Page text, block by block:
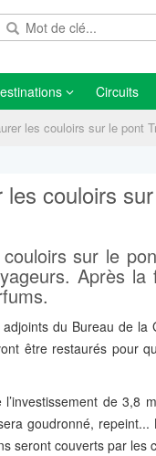
Circuits
les couloirs sur le pont
couloirs
sur le
Après
du Bureau de
être restaurés pour
de
goudronné,
seront couverts par